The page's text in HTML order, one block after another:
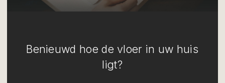
Benieuwd hoe de vloer in uw huis
ligt?